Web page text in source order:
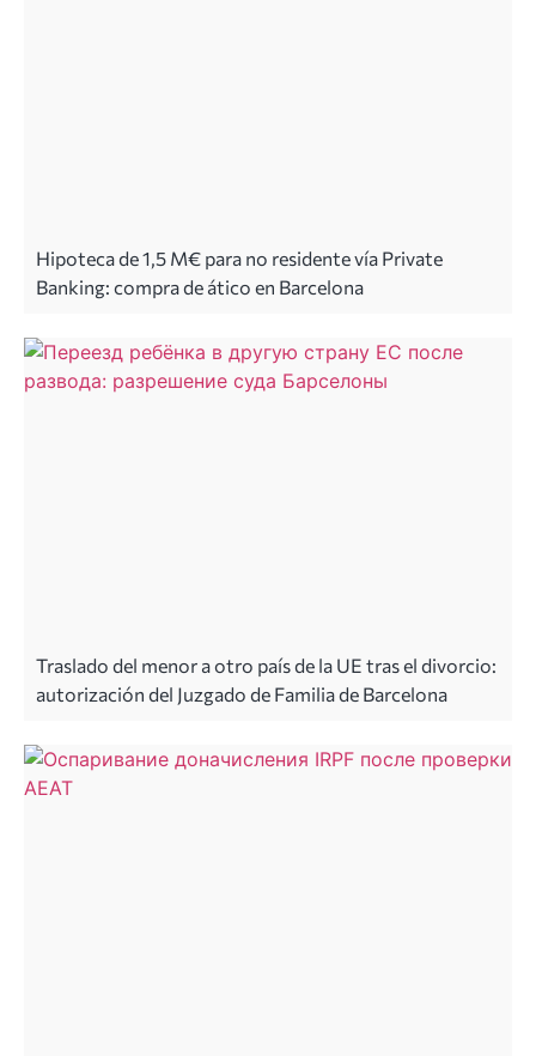
Hipoteca de 1,5 M€ para no residente vía Private
Banking: compra de ático en Barcelona
Traslado del menor a otro país de la UE tras el divorcio:
autorización del Juzgado de Familia de Barcelona